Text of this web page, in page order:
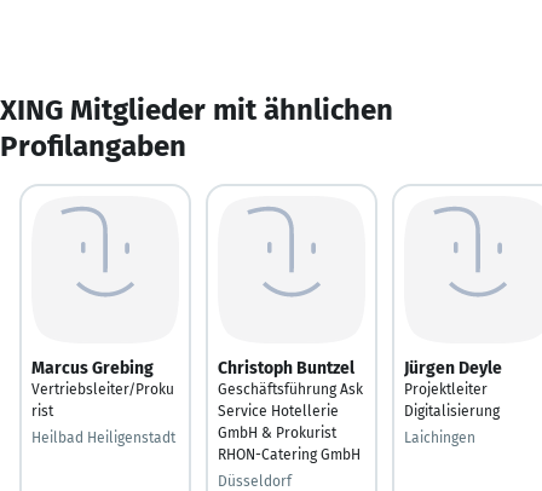
XING Mitglieder mit ähnlichen
Profilangaben
Marcus Grebing
Vertriebsleiter/Proku
rist
Heilbad Heiligenstadt
Christoph Buntzel
Geschäftsführung Ask
Service Hotellerie
GmbH & Prokurist
RHON-Catering GmbH
Düsseldorf
Jürgen Deyle
Projektleiter
Digitalisierung
Laichingen